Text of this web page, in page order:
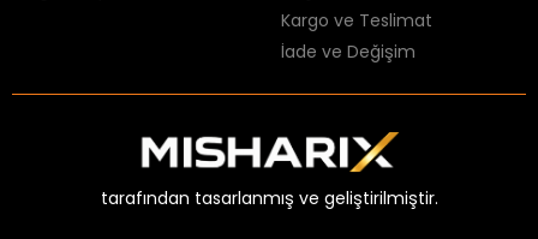
İade ve Değişim
tarafından tasarlanmış ve geliştirilmiştir.